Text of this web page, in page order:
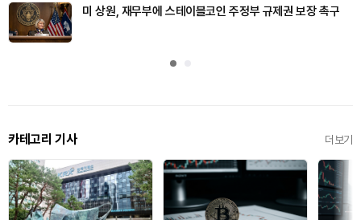
미 상원, 재무부에 스테이블코인 주정부 규제권 보장 촉구
카테고리 기사 더보기